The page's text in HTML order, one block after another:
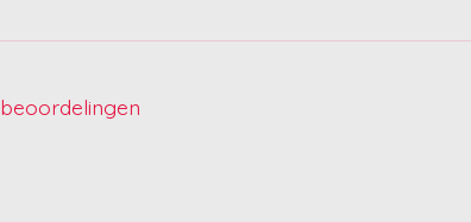
beoordelingen